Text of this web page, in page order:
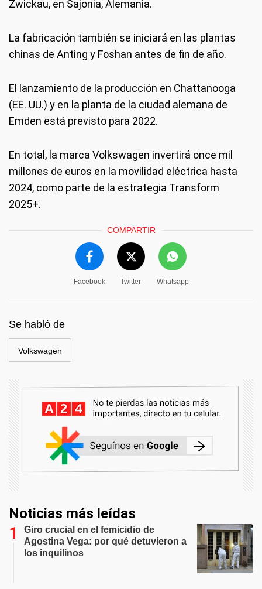
Zwickau, en Sajonia, Alemania.
La fabricación también se iniciará en las plantas
chinas de Anting y Foshan antes de fin de año.
El lanzamiento de la producción en Chattanooga
(EE. UU.) y en la planta de la ciudad alemana de
Emden está previsto para 2022.
En total, la marca Volkswagen invertirá once mil
millones de euros en la movilidad eléctrica hasta
2024, como parte de la estrategia Transform
2025+.
COMPARTIR
Facebook Twitter Whatsapp
Se habló de
Volkswagen
Noticias más leídas
Giro crucial en el femicidio de
Agostina Vega: por qué detuvieron a
los inquilinos